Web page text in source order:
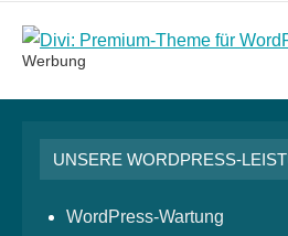
Werbung
UNSERE WORDPRESS-
WordPress-Wartung